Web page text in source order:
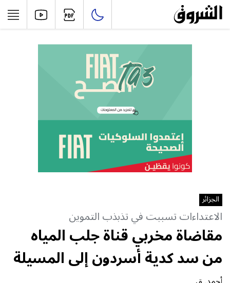
الجزائر
الاعتداءات تسببت في تذبذب التموين
مقاضاة مخربي قناة جلب المياه
من سد كدية أسردون إلى المسيلة